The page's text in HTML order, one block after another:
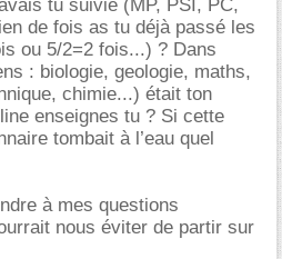
tu suivie (MP, PSI, PC,
de fois as tu déjà passé les
ou 5/2=2 fois...) ? Dans
: biologie, geologie, maths,
chimie...) était ton
enseignes tu ? Si cette
tombait à l’eau quel
à mes questions
nous éviter de partir sur